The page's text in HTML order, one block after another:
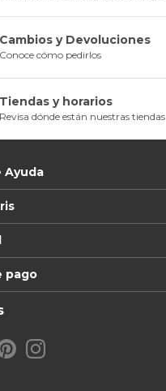
Cambios y Devoluciones
Conoce cómo pedirlos
Tiendas y horarios
Revisa dónde están nuestras tiendas
Ayuda
pago